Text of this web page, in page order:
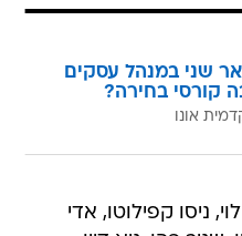
שני במנהל עסקים
קורסי בחירה?
אונו
ניסו קפילוטו, אדי